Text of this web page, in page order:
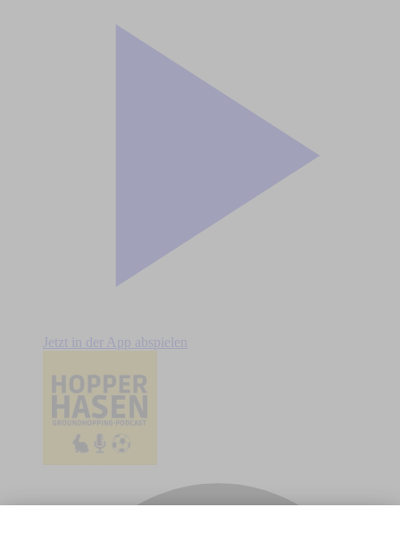
Jetzt in der App abspielen